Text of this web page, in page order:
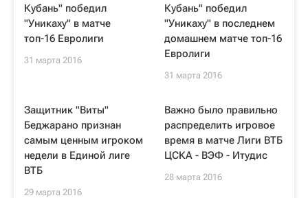
Кубань" победил
"Уникаху" в матче
топ-16 Евролиги
31 марта 2016
Кубань" победил
"Уникаху" в последнем
домашнем матче топ-16
Евролиги
31 марта 2016
Защитник "Виты"
Беджарано признан
самым ценным игроком
недели в Единой лиге
ВТБ
29 марта 2016
Важно было правильно
распределить игровое
время в матче Лиги ВТБ
ЦСКА - ВЭФ - Итудис
28 марта 2016